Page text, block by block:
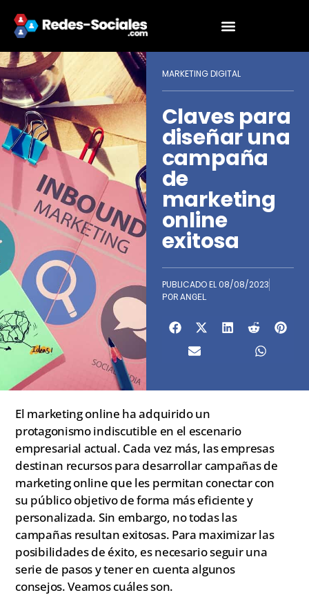
MARKETING DIGITAL
Claves para
diseñar una
campaña
de
marketing
online
exitosa
PUBLICADO EL 08/08/2023
POR ANGEL
El marketing online ha adquirido un
protagonismo indiscutible en el escenario
empresarial actual. Cada vez más, las empresas
destinan recursos para desarrollar campañas de
marketing online que les permitan conectar con
su público objetivo de forma más eficiente y
personalizada. Sin embargo, no todas las
campañas resultan exitosas. Para maximizar las
posibilidades de éxito, es necesario seguir una
serie de pasos y tener en cuenta algunos
consejos. Veamos cuáles son.